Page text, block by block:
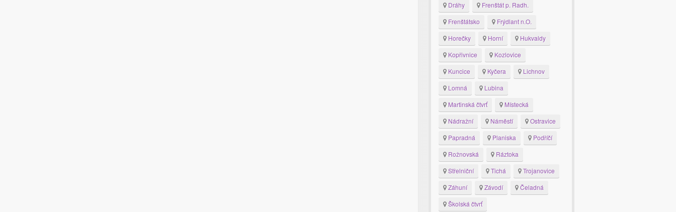
Dráhy
Frenštát p. Radh.
Frenštátsko
Frýdlant n.O.
Horečky
Horní
Hukvaldy
Kopřivnice
Kozlovice
Kuncice
Kyčera
Lichnov
Lomná
Lubina
Martinská čtvrť
Místecká
Nádražní
Náměstí
Ostravice
Papradná
Planiska
Podříčí
Rožnovská
Ráztoka
Střelniční
Tichá
Trojanovice
Záhuní
Závodí
Čeladná
Školská čtvrť